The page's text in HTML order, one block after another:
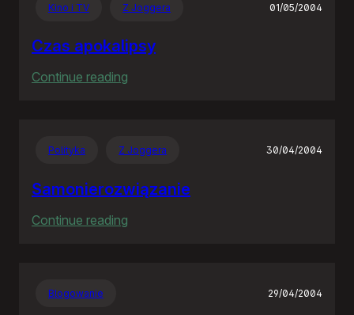
nudzi…
Kino i TV Z Joggera 01/05/2004
Czas apokalipsy
Continue reading
Polityka Z Joggera 30/04/2004
Samonierozwiązanie
Continue reading
Blogowanie 29/04/2004